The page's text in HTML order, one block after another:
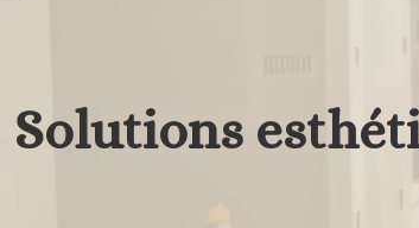
Solutions